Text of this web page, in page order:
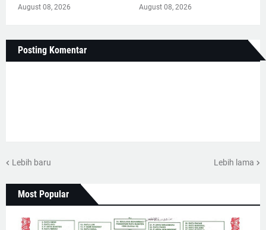
August 08, 2026 August 08, 2026
Posting Komentar
Lebih baru Lebih lama
Most Popular